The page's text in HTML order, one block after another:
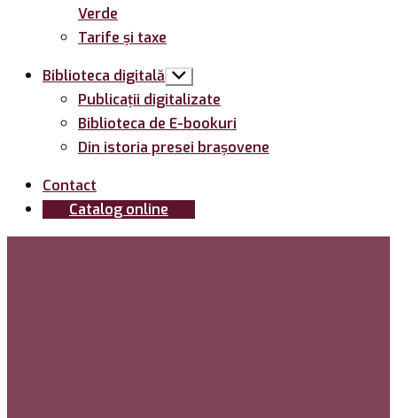
Verde
Tarife și taxe
Biblioteca digitală Arată
submeniul
Publicații digitalizate
Biblioteca de E-bookuri
Din istoria presei brașovene
Contact
Catalog online